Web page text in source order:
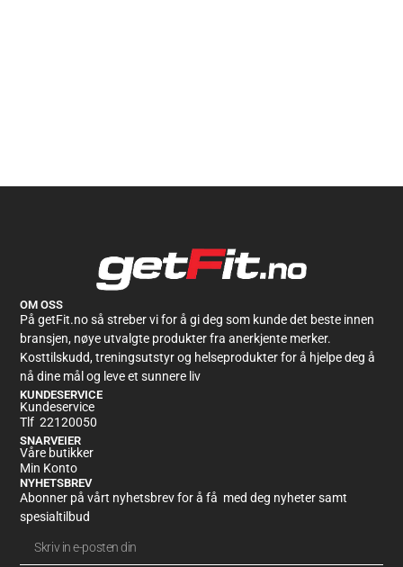
OM OSS
På getFit.no så streber vi for å gi deg som kunde det beste innen
bransjen, nøye utvalgte produkter fra anerkjente merker.
Kosttilskudd, treningsutstyr og helseprodukter for å hjelpe deg å
nå dine mål og leve et sunnere liv
KUNDESERVICE
Kundeservice
Tlf 22120050
SNARVEIER
Våre butikker
Min Konto
NYHETSBREV
Abonner på vårt nyhetsbrev for å få med deg nyheter samt
spesialtilbud